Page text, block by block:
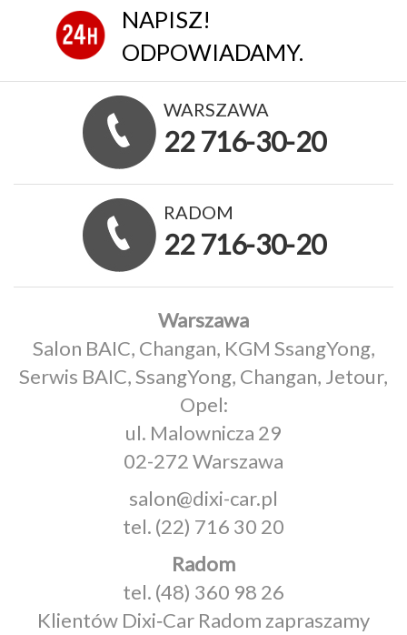
NAPISZ!
ODPOWIADAMY.
WARSZAWA
22 716-30-20
RADOM
22 716-30-20
Warszawa
Salon BAIC, Changan, KGM SsangYong,
Serwis BAIC, SsangYong, Changan, Jetour,
Opel:
ul. Malownicza 29
02-272 Warszawa
salon@dixi-car.pl
tel. (22) 716 30 20
Radom
tel. (48) 360 98 26
Klientów Dixi‑Car Radom zapraszamy